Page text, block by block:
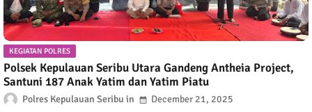
KEGIATAN POLRES
Polsek Kepulauan Seribu Utara Gandeng Antheia Project,
Santuni 187 Anak Yatim dan Yatim Piatu
Polres Kepulauan Seribu December 21, 2025